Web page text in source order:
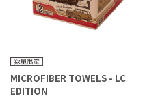
MICROFIBER TOWELS - LC
EDITION